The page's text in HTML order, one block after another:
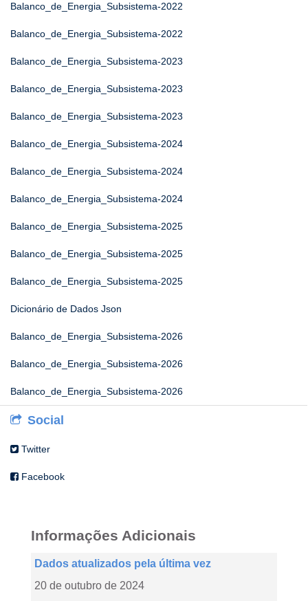
Balanco_de_Energia_Subsistema-2022
Balanco_de_Energia_Subsistema-2022
Balanco_de_Energia_Subsistema-2023
Balanco_de_Energia_Subsistema-2023
Balanco_de_Energia_Subsistema-2023
Balanco_de_Energia_Subsistema-2024
Balanco_de_Energia_Subsistema-2024
Balanco_de_Energia_Subsistema-2024
Balanco_de_Energia_Subsistema-2025
Balanco_de_Energia_Subsistema-2025
Balanco_de_Energia_Subsistema-2025
Dicionário de Dados Json
Balanco_de_Energia_Subsistema-2026
Balanco_de_Energia_Subsistema-2026
Balanco_de_Energia_Subsistema-2026
Social
Twitter
Facebook
Informações Adicionais
Dados atualizados pela última vez
20 de outubro de 2024